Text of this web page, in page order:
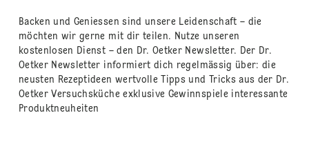
Backen und Geniessen sind unsere Leidenschaft – die
möchten wir gerne mit dir teilen. Nutze unseren
kostenlosen Dienst – den Dr. Oetker Newsletter. Der Dr.
Oetker Newsletter informiert dich regelmässig über: die
neusten Rezeptideen wertvolle Tipps und Tricks aus der Dr.
Oetker Versuchsküche exklusive Gewinnspiele interessante
Produktneuheiten